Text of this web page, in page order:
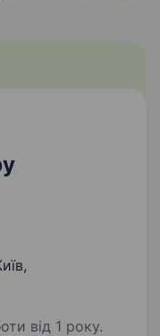
від 1 року.